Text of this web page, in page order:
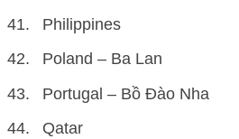
Philippines
Poland – Ba Lan
Portugal – Bồ Đào Nha
Qatar